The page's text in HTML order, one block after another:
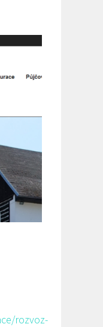
rozvoz-